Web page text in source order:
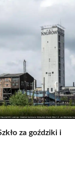
za goździki i